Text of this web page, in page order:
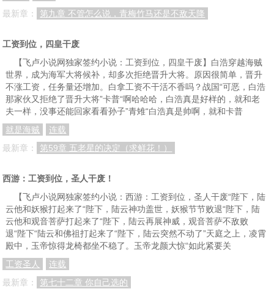
最新章：
第九章 不管怎么说，青梅竹马还是不敌天降
工资到位，四皇干废
【飞卢小说网独家签约小说：工资到位，四皇干废】白浩穿越海贼
世界，成为海军大将候补，却多次拒绝晋升大将。原因很简单，晋升
不涨工资，任务量还增加。白拿工资不干活不香吗？战国“可恶，白浩
那家伙又拒绝了晋升大将”卡普“啊哈哈哈，白浩真是好样的，就和老
夫一样，没事还能回家看看孙子”青雉“白浩真是帅啊，就和卡普
就是海贼
连载
最新章：
第59章 五老星的决定（求鲜花！）
西游：工资到位，圣人干废！
【飞卢小说网独家签约小说：西游：工资到位，圣人干废“陛下，陆
云他和妖猴打起来了“陛下，陆云神功盖世，妖猴节节败退“陛下，陆
云他和观音菩萨打起来了“陛下，陆云再展神威，观音菩萨不敌败
退“陛下“陆云和佛祖打起来了“陛下，陆云突然不动了”天庭之上，凌霄
殿中，玉帝惊得龙椅都坐不稳了。玉帝龙颜大惊“如此紧要关
工资圣人
连载
最新章：
第七十二章 你自己选的